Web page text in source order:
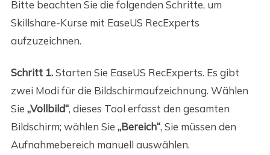
Bitte beachten Sie die folgenden Schritte, um
Skillshare-Kurse mit EaseUS RecExperts
aufzuzeichnen.
Schritt 1.Starten Sie EaseUS RecExperts. Es gibt
zwei Modi für die Bildschirmaufzeichnung. Wählen
Sie „Vollbild“, dieses Tool erfasst den gesamten
Bildschirm; wählen Sie „Bereich“, Sie müssen den
Aufnahmebereich manuell auswählen.